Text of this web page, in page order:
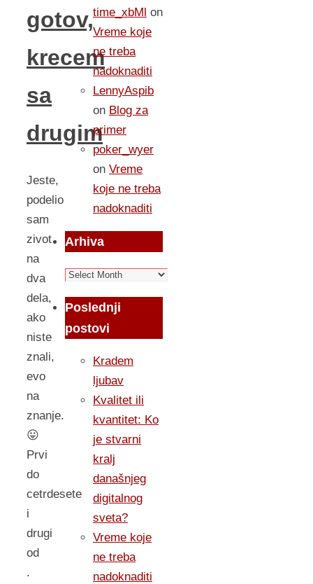
gotov,
krecem
sa
drugim
Jeste,
podelio
sam
zivot
na
dva
dela,
ako
niste
znali,
evo
na
znanje.
😛
Prvi
do
cetrdesete
i
drugi
od
.
time_xbMl on
Vreme koje
ne treba
nadoknaditi
LennyAspib
on Blog za
primer
poker_wyer
on Vreme
koje ne treba
nadoknaditi
Arhiva
Arhiva
Poslednji
postovi
Kradem
ljubav
Kvalitet ili
kvantitet: Ko
je stvarni
kralj
današnjeg
digitalnog
sveta?
Vreme koje
ne treba
nadoknaditi